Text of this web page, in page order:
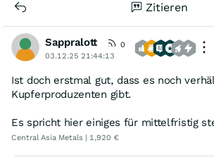
Zitieren
Sappralott
0
03.12.25 21:44:13
Ist doch erstmal gut, dass es noch
Kupferproduzenten gibt.
Es spricht hier einiges für mittelfristig
Central Asia Metals | 1,920 €